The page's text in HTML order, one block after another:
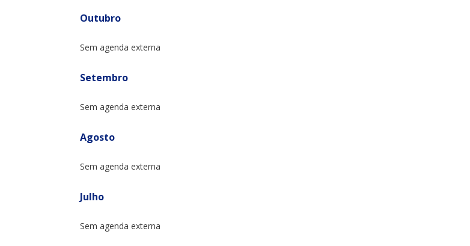
Outubro
Sem agenda externa
Setembro
Sem agenda externa
Agosto
Sem agenda externa
Julho
Sem agenda externa